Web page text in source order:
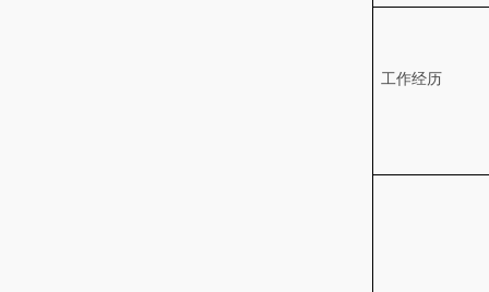
工作经历